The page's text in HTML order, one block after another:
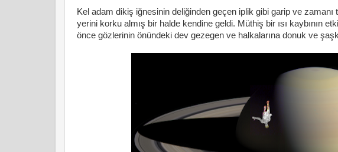
Kel adam dikiş iğnesinin deliğinden geçen iplik gibi garip ve zamanı
yerini korku almış bir halde kendine geldi. Müthiş bir ısı kaybının
önce gözlerinin önündeki dev gezegen ve halkalarına donuk ve